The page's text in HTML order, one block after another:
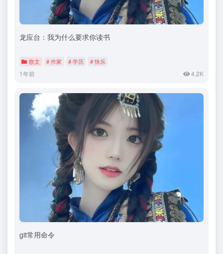
龙应台：我为什么要求你读书
散文 # 作家 # 学历 # 快乐
1年前 4.2K
git常用命令